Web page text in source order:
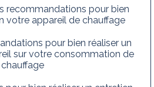
recommandations pour bien
votre appareil de chauffage
pour bien réaliser un
sur votre consommation de
chauffage